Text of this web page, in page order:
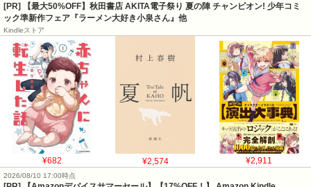
[PR] 【最大50%OFF】秋田書店 AKITA電子祭り 夏の陣 チャンピオン! 少年コミ
ック準新作フェア『ラーメン大好き小泉さん』他
Kindleストア
¥682 ¥2,574 ¥2,911
2026/08/10 17:00時点